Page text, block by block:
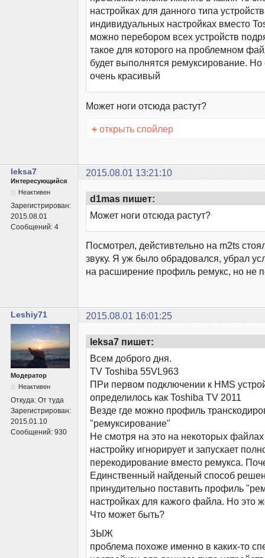
настройках для данного типа
индивидуальных настройках вместо
можно перебором всех устройств
такое для которого на проблемном
будет выполнятся ремуксирование.
очень красивый
Может ноги отсюда растут?
+ открыть спойлер
leksa7 2015.08.01 13:21:10
Интересующийся
Неактивен
Зарегистрирован:
2015.08.01
Сообщений: 4
d1mas пишет:
Может ноги отсюда растут?
Посмотрел, дейстивтельно на m2ts
звуку. Я уж было обрадовался, убрал
на расширение профиль ремукс, но не
Leshiy71 2015.08.01 16:01:25
Модератор
Неактивен
Откуда: От туда
Зарегистрирован:
2015.01.10
Сообщений: 930
leksa7 пишет:
Всем доброго дня.
TV Toshiba 55VL963
ПРи первом подключении к HMS
определилось как Toshiba TV 2011
Везде где можно профиль
"ремуксирование"
Не смотря на это на некоторых файлах
настройку игнорирует и запускает
перекодирование вместо ремукса.
Единственный найденый способ
принудительно поставить профиль
настройках для кажого файла. Но это
Что может быть?
ЗЫЖ
проблема похоже именно в каких-то